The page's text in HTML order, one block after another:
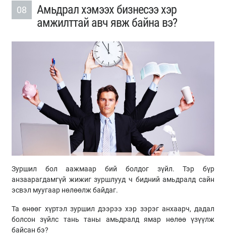
08
Амьдрал хэмээх бизнесээ хэр
амжилттай авч явж байна вэ?
Зуршил бол аажмаар бий болдог зүйл. Тэр бүр
анзаарагдамгүй жижиг зуршлууд ч бидний амьдралд сайн
эсвэл муугаар нөлөөлж байдаг.
Та өнөөг хүртэл зуршил дээрээ хэр зэрэг анхаарч, дадал
болсон зүйлс тань таны амьдралд ямар нөлөө үзүүлж
байсан бэ?